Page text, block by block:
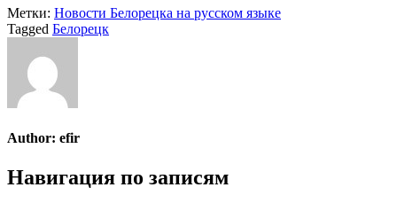
Метки: Новости Белорецка на русском языке
Tagged Белорецк
Author: efir
Навигация по записям